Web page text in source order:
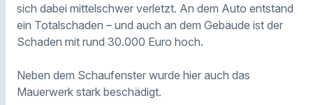
sich dabei mittelschwer verletzt. An dem Auto entstand
ein Totalschaden – und auch an dem Gebäude ist der
Schaden mit rund 30.000 Euro hoch.
Neben dem Schaufenster wurde hier auch das
Mauerwerk stark beschädigt.